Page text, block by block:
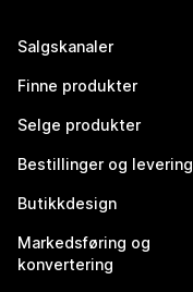
Salgskanaler
Finne produkter
Selge produkter
Bestillinger og levering
Butikkdesign
Markedsføring og
konvertering